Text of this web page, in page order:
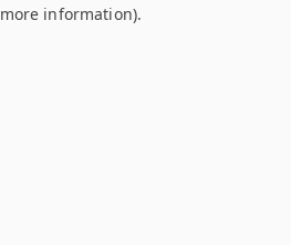
information).